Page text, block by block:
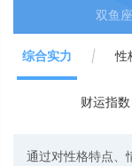
双鱼座
综合实力 | 性
财运指数
通过对性格特点、